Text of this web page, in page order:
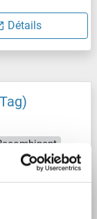
Détails
WB, ELISA, SDS